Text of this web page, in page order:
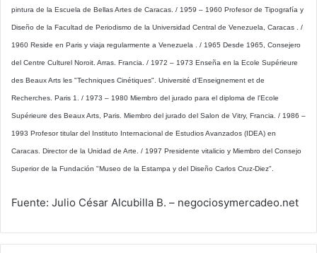
pintura de la Escuela de Bellas Artes de Caracas. / 1959 – 1960 Profesor de Tipografía y
Diseño de la Facultad de Periodismo de la Universidad Central de Venezuela, Caracas . /
1960 Reside en Paris y viaja regularmente a Venezuela . / 1965 Desde 1965, Consejero
del Centre Culturel Noroit. Arras. Francia. / 1972 – 1973 Enseña en la Ecole Supérieure
des Beaux Arts les "Techniques Cinétiques". Université d'Enseignement et de
Recherches. Paris 1. / 1973 – 1980 Miembro del jurado para el diploma de l'Ecole
Supérieure des Beaux Arts, Paris. Miembro del jurado del Salon de Vitry, Francia. / 1986 –
1993 Profesor titular del Instituto Internacional de Estudios Avanzados (IDEA) en
Caracas. Director de la Unidad de Arte. / 1997 Presidente vitalicio y Miembro del Consejo
Superior de la Fundación "Museo de la Estampa y del Diseño Carlos Cruz-Diez".
Fuente: Julio César Alcubilla B. – negociosymercadeo.net